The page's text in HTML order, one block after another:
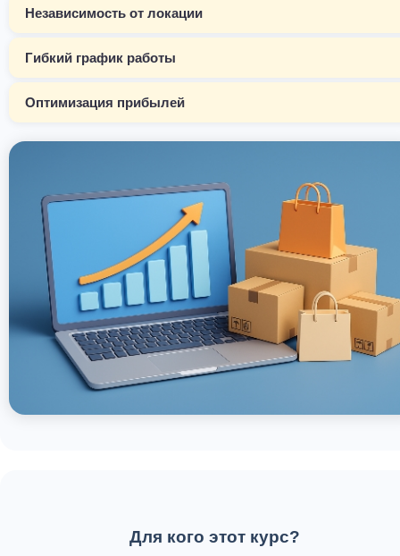
Независимость от локации
Гибкий график работы
Оптимизация прибылей
Для кого этот курс?